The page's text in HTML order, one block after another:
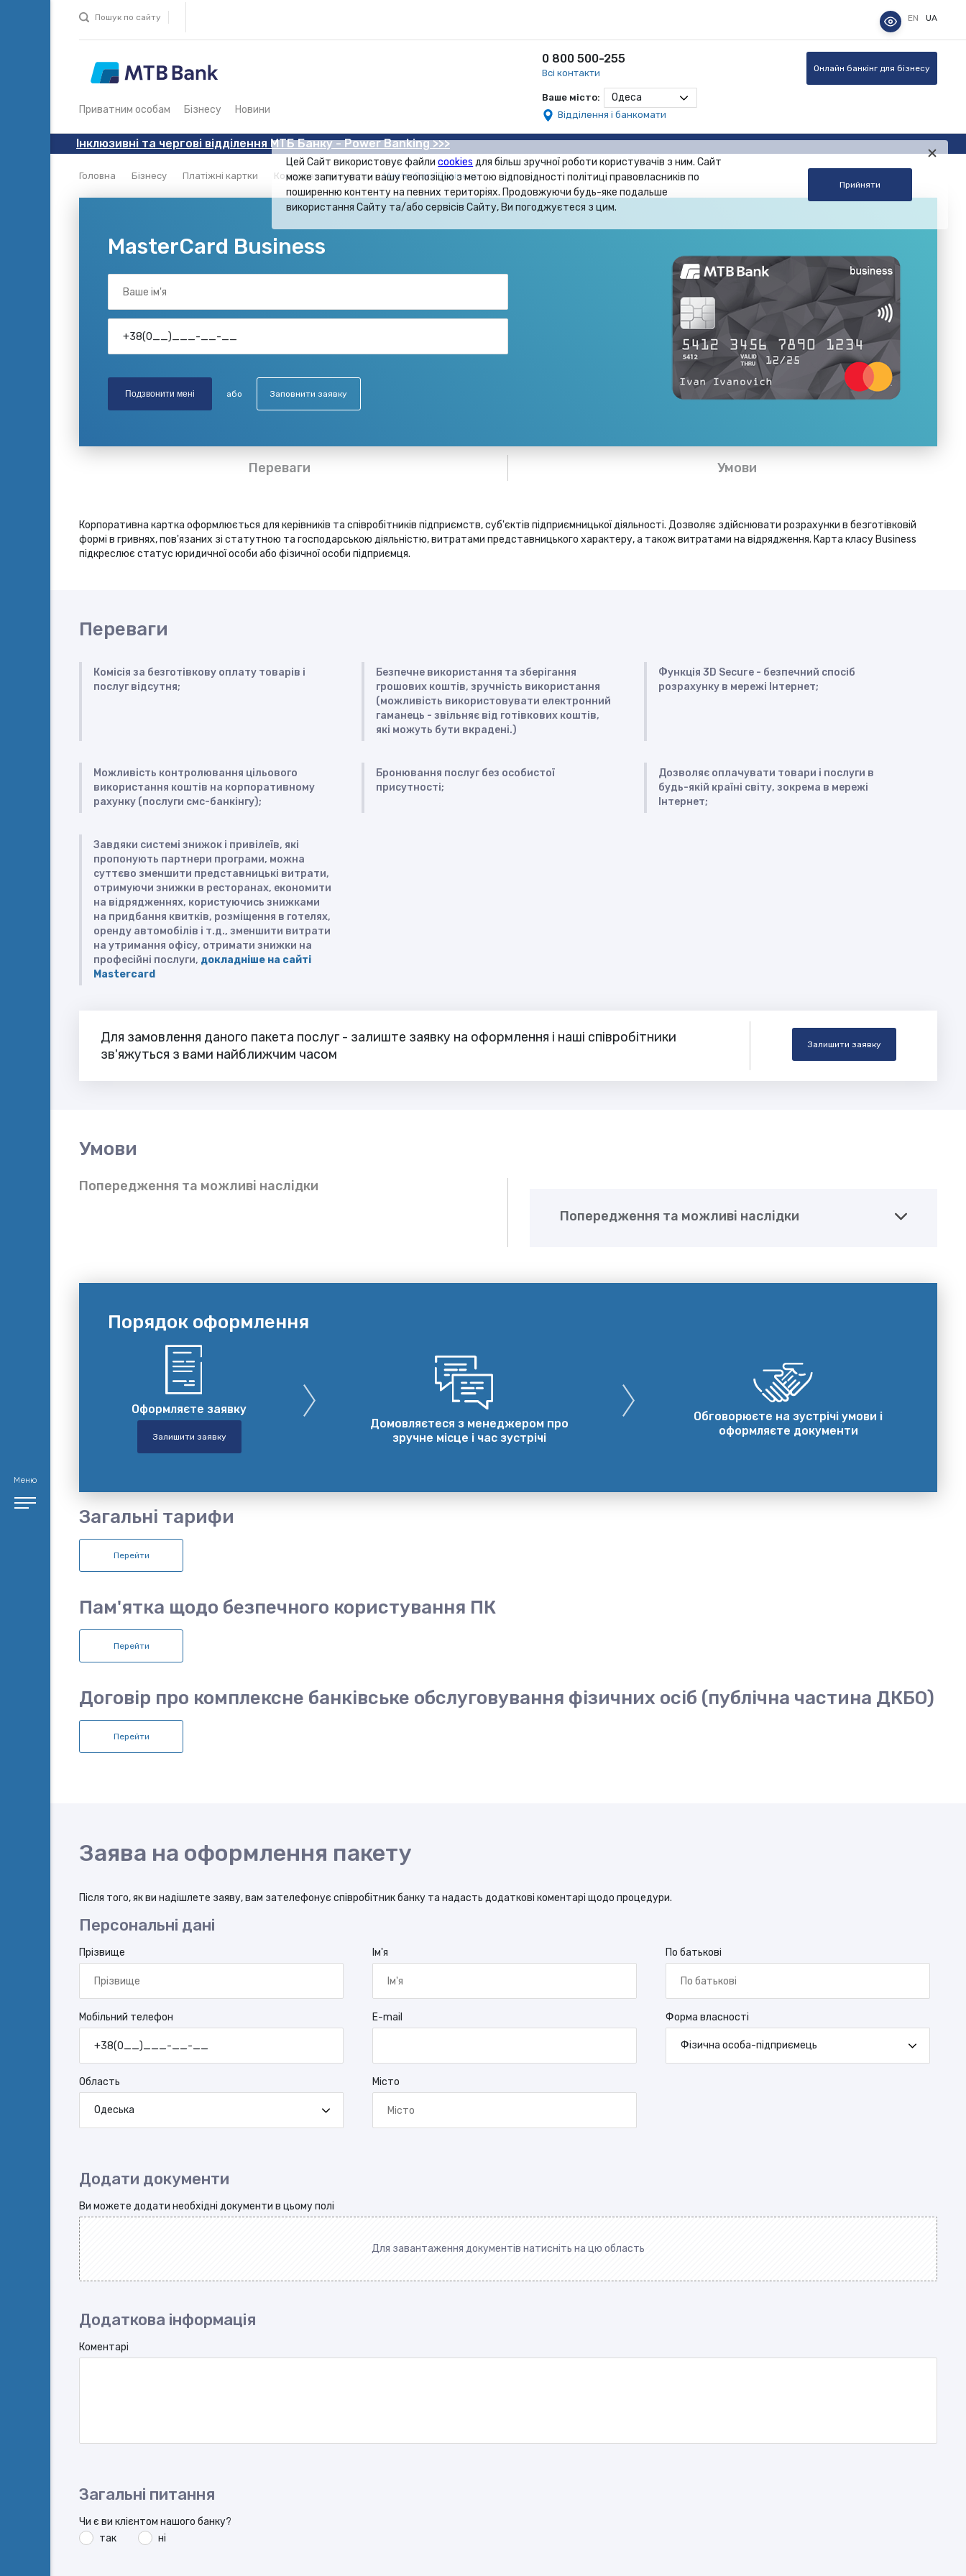
Меню
Пошук по сайту EN UA
Приватним особам Бізнесу Новини
0 800 500-255
Всі контакти
Ваше місто: Одеса
Відділення і банкомати
Онлайн банкінг для бізнесу
Інклюзивні та чергові відділення МТБ Банку - Power Banking >>>
Головна Бізнесу Платіжні картки Корпоративні карти MasterCard Business
MasterCard Business
Подзвонити мені або Заповнити заявку
Переваги Умови
Корпоративна картка оформлюється для керівників та співробітників підприємств, суб'єктів підприємницької діяльності. Дозволяє здійснювати розрахунки в безготівковій
формі в гривнях, пов'язаних зі статутною та господарською діяльністю, витратами представницького характеру, а також витратами на відрядження. Карта класу Business
підкреслює статус юридичної особи або фізичної особи підприємця.
Переваги
Комісія за безготівкову оплату товарів і
послуг відсутня;
Безпечне використання та зберігання
грошових коштів, зручність використання
(можливість використовувати електронний
гаманець - звільняє від готівкових коштів,
які можуть бути вкрадені.)
Функція 3D Secure - безпечний спосіб
розрахунку в мережі Інтернет;
Можливість контролювання цільового
використання коштів на корпоративному
рахунку (послуги смс-банкінгу);
Бронювання послуг без особистої
присутності;
Дозволяє оплачувати товари і послуги в
будь-якій країні світу, зокрема в мережі
Інтернет;
Завдяки системі знижок і привілеїв, які
пропонують партнери програми, можна
суттєво зменшити представницькі витрати,
отримуючи знижки в ресторанах, економити
на відрядженнях, користуючись знижками
на придбання квитків, розміщення в готелях,
оренду автомобілів і т.д., зменшити витрати
на утримання офісу, отримати знижки на
професійні послуги, докладніше на сайті
Masterсard
Для замовлення даного пакета послуг - залиште заявку на оформлення і наші співробітники
зв'яжуться з вами найближчим часом
Залишити заявку
Умови
Попередження та можливі наслідки
Попередження та можливі наслідки
Порядок оформлення
Оформляєте заявку
Залишити заявку
Домовляєтеся з менеджером про
зручне місце і час зустрічі
Обговорюєте на зустрічі умови і
оформляєте документи
Загальні тарифи
Перейти
Пам'ятка щодо безпечного користування ПК
Перейти
Договір про комплексне банківське обслуговування фізичних осіб (публічна частина ДКБО)
Перейти
Заява на оформлення пакету
Після того, як ви надішлете заяву, вам зателефонує співробітник банку та надасть додаткові коментарі щодо процедури.
Персональні дані
Прізвище Ім'я По батькові
Мобільний телефон E-mail Форма власності
Фізична особа-підприємець
Область
Одеська
Місто
Додати документи
Ви можете додати необхідні документи в цьому полі
Для завантаження документів натисніть на цю область
Додаткова інформація
Коментарі
Загальні питання
Чи є ви клієнтом нашого банку?
так
ні
Цей Сайт використовує файлиcookies для більш зручної роботи користувачів з ним. Сайт
може запитувати вашу геопозіцію з метою відповідності політиці правовласників по
поширенню контенту на певних територіях. Продовжуючи будь-яке подальше
використання Сайту та/або сервісів Сайту, Ви погоджуєтеся з цим.
Прийняти